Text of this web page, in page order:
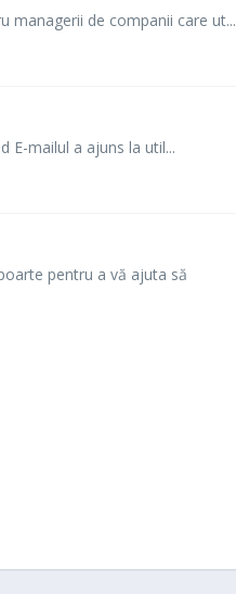
managerii de companii care ut...
E-mailul a ajuns la util...
pentru a vă ajuta să